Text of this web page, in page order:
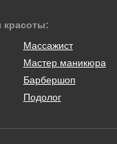
красоты:
Массажист
Мастер маникюра
Барбершоп
Подолог